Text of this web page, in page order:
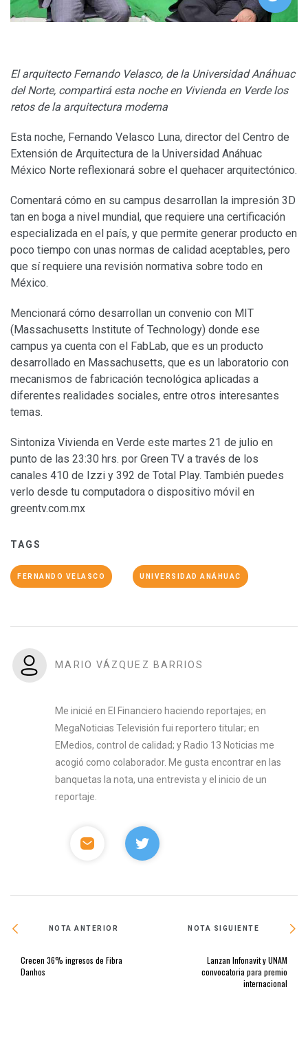
El arquitecto Fernando Velasco, de la Universidad Anáhuac
del Norte, compartirá esta noche en Vivienda en Verde los
retos de la arquitectura moderna
Esta noche, Fernando Velasco Luna, director del Centro de
Extensión de Arquitectura de la Universidad Anáhuac
México Norte reflexionará sobre el quehacer arquitectónico.
Comentará cómo en su campus desarrollan la impresión 3D
tan en boga a nivel mundial, que requiere una certificación
especializada en el país, y que permite generar producto en
poco tiempo con unas normas de calidad aceptables, pero
que sí requiere una revisión normativa sobre todo en
México.
Mencionará cómo desarrollan un convenio con MIT
(Massachusetts Institute of Technology) donde ese
campus ya cuenta con el FabLab, que es un producto
desarrollado en Massachusetts, que es un laboratorio con
mecanismos de fabricación tecnológica aplicadas a
diferentes realidades sociales, entre otros interesantes
temas.
Sintoniza Vivienda en Verde este martes 21 de julio en
punto de las 23:30 hrs. por Green TV a través de los
canales 410 de Izzi y 392 de Total Play. También puedes
verlo desde tu computadora o dispositivo móvil en
greentv.com.mx
TAGS
FERNANDO VELASCO UNIVERSIDAD ANÁHUAC
MARIO VÁZQUEZ BARRIOS
Me inicié en El Financiero haciendo reportajes; en
MegaNoticias Televisión fui reportero titular; en
EMedios, control de calidad; y Radio 13 Noticias me
acogió como colaborador. Me gusta encontrar en las
banquetas la nota, una entrevista y el inicio de un
reportaje.
NOTA ANTERIOR
Crecen 36% ingresos de Fibra
Danhos
NOTA SIGUIENTE
Lanzan Infonavit y UNAM
convocatoria para premio
internacional